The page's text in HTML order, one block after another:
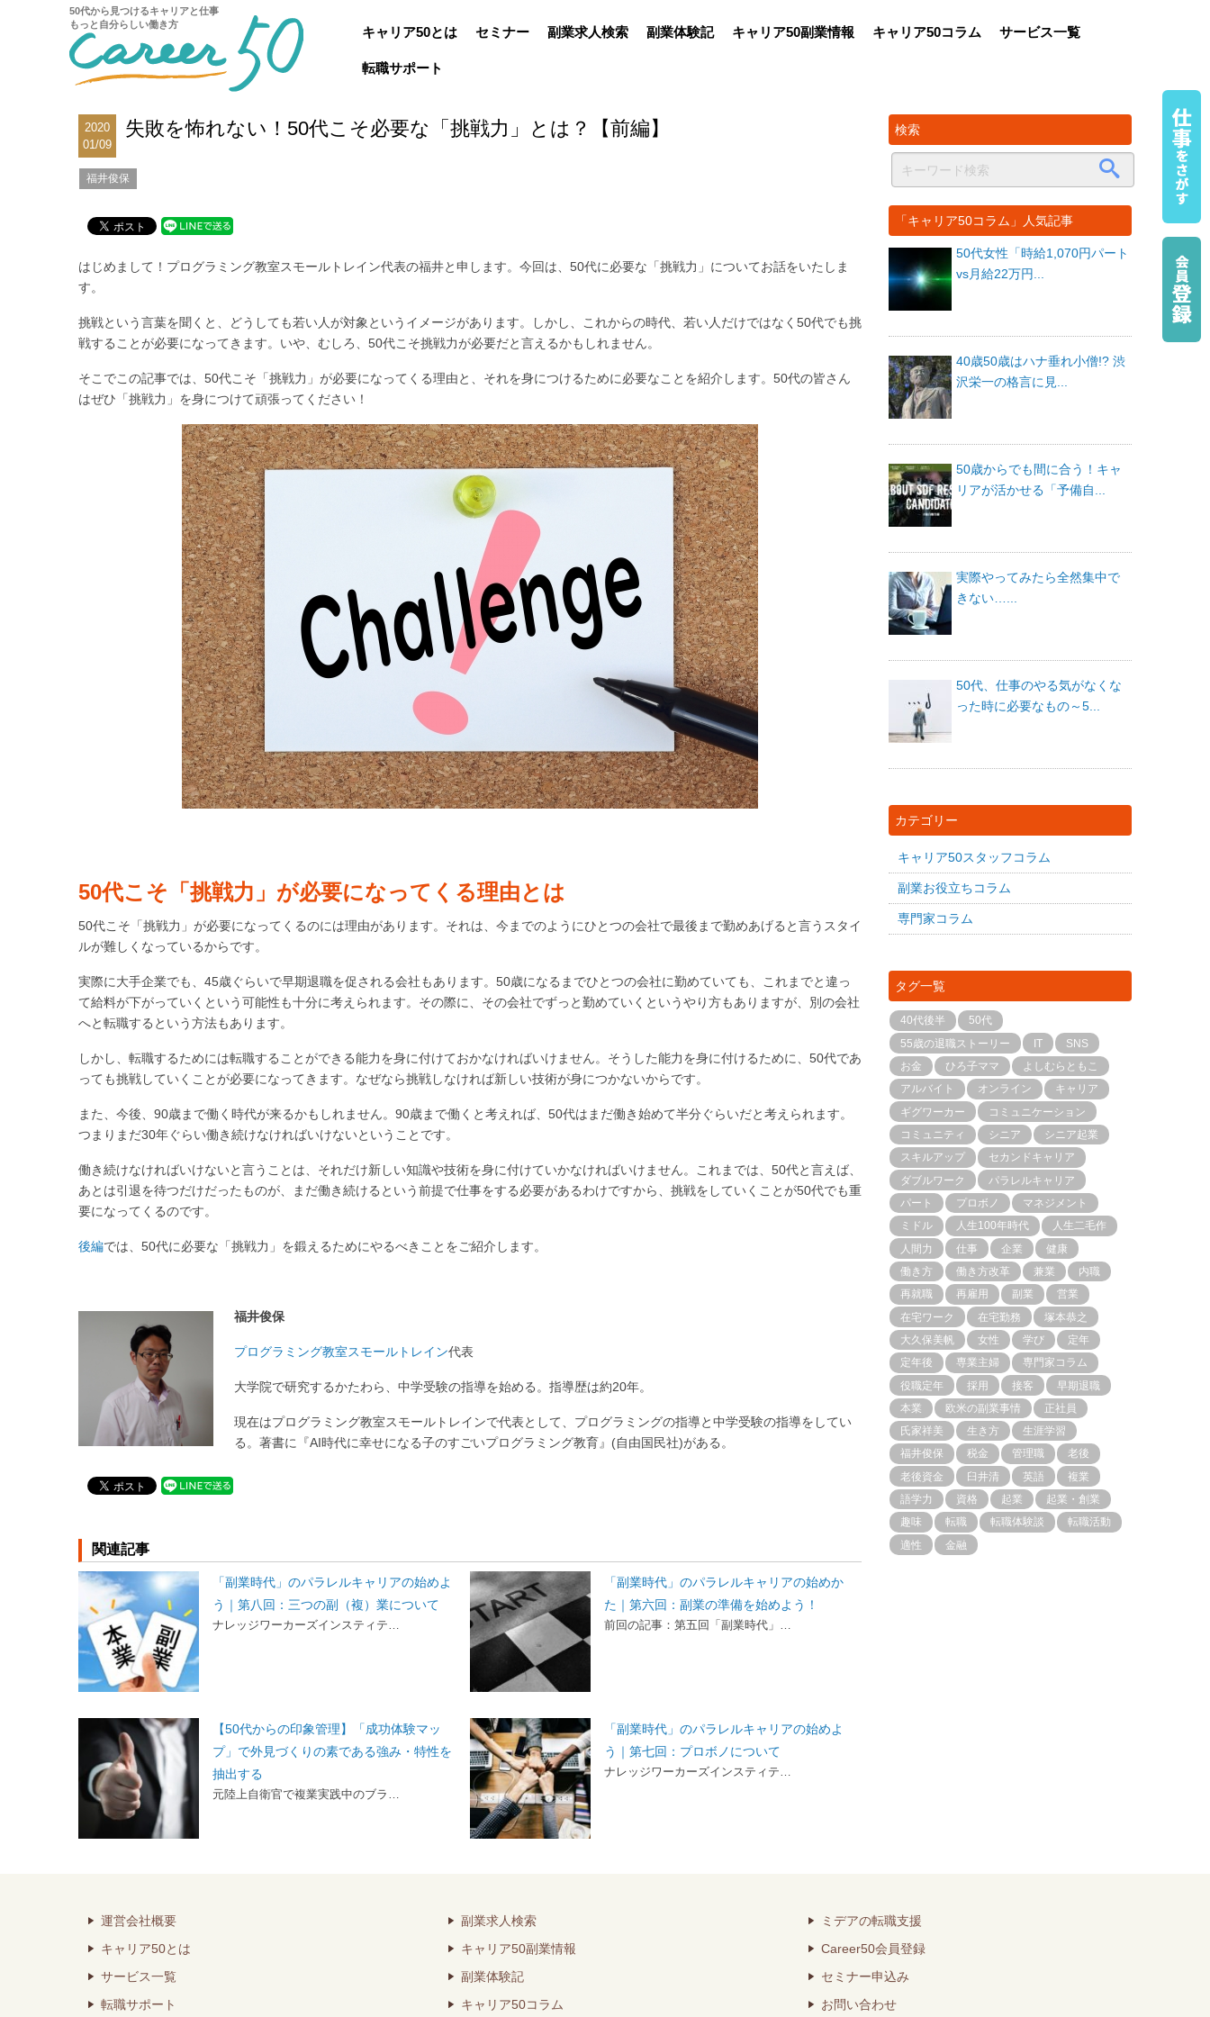
50代から見つけるキャリアと仕事
もっと自分らしい働き方
キャリア50とは セミナー 副業求人検索 副業体験記 キャリア50副業情報 キャリア50コラム サービス一覧
転職サポート
2020
01/09
失敗を怖れない！50代こそ必要な「挑戦力」とは？【前編】
福井俊保
はじめまして！プログラミング教室スモールトレイン代表の福井と申します。今回は、50代に必要な「挑戦力」についてお話をいたしま
す。
挑戦という言葉を聞くと、どうしても若い人が対象というイメージがあります。しかし、これからの時代、若い人だけではなく50代でも挑
戦することが必要になってきます。いや、むしろ、50代こそ挑戦力が必要だと言えるかもしれません。
そこでこの記事では、50代こそ「挑戦力」が必要になってくる理由と、それを身につけるために必要なことを紹介します。50代の皆さん
はぜひ「挑戦力」を身につけて頑張ってください！
50代こそ「挑戦力」が必要になってくる理由とは
50代こそ「挑戦力」が必要になってくるのには理由があります。それは、今までのようにひとつの会社で最後まで勤めあげると言うスタイ
ルが難しくなっているからです。
実際に大手企業でも、45歳ぐらいで早期退職を促される会社もあります。50歳になるまでひとつの会社に勤めていても、これまでと違っ
て給料が下がっていくという可能性も十分に考えられます。その際に、その会社でずっと勤めていくというやり方もありますが、別の会社
へと転職するという方法もあります。
しかし、転職するためには転職することができる能力を身に付けておかなければいけません。そうした能力を身に付けるために、50代であ
っても挑戦していくことが必要になってきます。なぜなら挑戦しなければ新しい技術が身につかないからです。
また、今後、90歳まで働く時代が来るかもしれません。90歳まで働くと考えれば、50代はまだ働き始めて半分ぐらいだと考えられます。
つまりまだ30年ぐらい働き続けなければいけないということです。
働き続けなければいけないと言うことは、それだけ新しい知識や技術を身に付けていかなければいけません。これまでは、50代と言えば、
あとは引退を待つだけだったものが、まだ働き続けるという前提で仕事をする必要があるわけですから、挑戦をしていくことが50代でも重
要になってくるのです。
後編では、50代に必要な「挑戦力」を鍛えるためにやるべきことをご紹介します。
福井俊保
プログラミング教室スモールトレイン代表
大学院で研究するかたわら、中学受験の指導を始める。指導歴は約20年。
現在はプログラミング教室スモールトレインで代表として、プログラミングの指導と中学受験の指導をしてい
る。著書に『AI時代に幸せになる子のすごいプログラミング教育』(自由国民社)がある。
関連記事
「副業時代」のパラレルキャリアの始めよ
う｜第八回：三つの副（複）業について
ナレッジワーカーズインスティテ…
「副業時代」のパラレルキャリアの始めか
た｜第六回：副業の準備を始めよう！
前回の記事：第五回「副業時代」…
【50代からの印象管理】「成功体験マッ
プ」で外見づくりの素である強み・特性を
抽出する
元陸上自衛官で複業実践中のブラ…
「副業時代」のパラレルキャリアの始めよ
う｜第七回：プロボノについて
ナレッジワーカーズインスティテ…
検索
「キャリア50コラム」人気記事
50代女性「時給1,070円パート
vs月給22万円...
40歳50歳はハナ垂れ小僧!? 渋
沢栄一の格言に見...
50歳からでも間に合う！キャ
リアが活かせる「予備自...
実際やってみたら全然集中で
きない…...
50代、仕事のやる気がなくな
った時に必要なもの～5...
カテゴリー
キャリア50スタッフコラム
副業お役立ちコラム
専門家コラム
タグ一覧
40代後半
50代
55歳の退職ストーリー
IT
SNS
お金
ひろ子ママ
よしむらともこ
アルバイト
オンライン
キャリア
ギグワーカー
コミュニケーション
コミュニティ
シニア
シニア起業
スキルアップ
セカンドキャリア
ダブルワーク
パラレルキャリア
パート
プロボノ
マネジメント
ミドル
人生100年時代
人生二毛作
人間力
仕事 企業
健康
働き方
働き方改革 兼業
内職
再就職
再雇用 副業
営業
在宅ワーク
在宅勤務
塚本恭之
大久保美帆
女性 学び
定年
定年後
専業主婦
専門家コラム
役職定年
採用 接客
早期退職
本業
欧米の副業事情
正社員
氏家祥美
生き方
生涯学習
福井俊保
税金 管理職
老後
老後資金
臼井清 英語
複業
語学力
資格 起業
起業・創業
趣味
転職 転職体験談
転職活動
適性
金融
運営会社概要
キャリア50とは
サービス一覧
転職サポート
副業求人検索
キャリア50副業情報
副業体験記
キャリア50コラム
ミデアの転職支援
Career50会員登録
セミナー申込み
お問い合わせ